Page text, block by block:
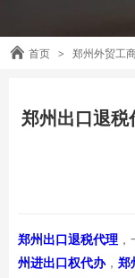
首页 > 郑州外贸工
郑州出口退税
郑州出口退税代理
州进出口权代办， 郑